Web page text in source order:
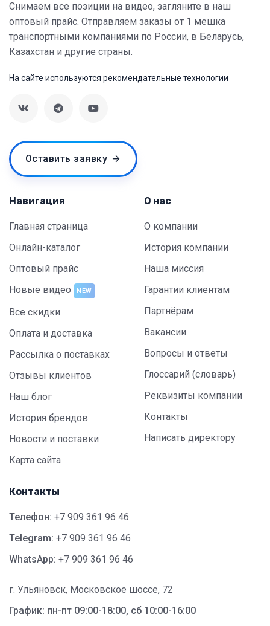
Снимаем все позиции на видео, загляните в наш
оптовый прайс. Отправляем заказы от 1 мешка
транспортными компаниями по России, в Беларусь,
Казахстан и другие страны.
На сайте используются рекомендательные технологии
Оставить заявку
Навигация
Главная страница
Онлайн-каталог
Оптовый прайс
Новые видео
NEW
Все скидки
Оплата и доставка
Рассылка о поставках
Отзывы клиентов
Наш блог
История брендов
Новости и поставки
Карта сайта
О нас
О компании
История компании
Наша миссия
Гарантии клиентам
Партнёрам
Вакансии
Вопросы и ответы
Глоссарий (словарь)
Реквизиты компании
Контакты
Написать директору
Контакты
Телефон: +7 909 361 96 46
Telegram: +7 909 361 96 46
WhatsApp: +7 909 361 96 46
г. Ульяновск, Московское шоссе, 72
График: пн-пт 09:00-18:00, сб 10:00-16:00